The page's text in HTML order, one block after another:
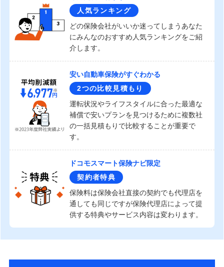
人気ランキング
どの保険会社がいいか迷ってしまうあなた
にみんなのおすすめ人気ランキングをご紹
介します。
安い自動車保険がすぐわかる
2つの比較見積もり
運転状況やライフスタイルに合った最適な
補償で安いプランを見つけるために複数社
の一括見積もりで比較することが重要で
す。
ドコモスマート保険ナビ限定
契約者特典
保険料は保険会社直接の契約でも代理店を
通しても同じですが保険代理店によって提
供する特典やサービス内容は変わります。